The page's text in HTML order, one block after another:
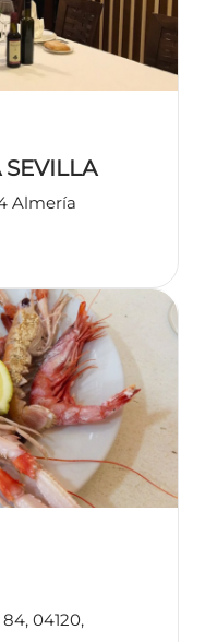
SEVILLA
Almería
04120,